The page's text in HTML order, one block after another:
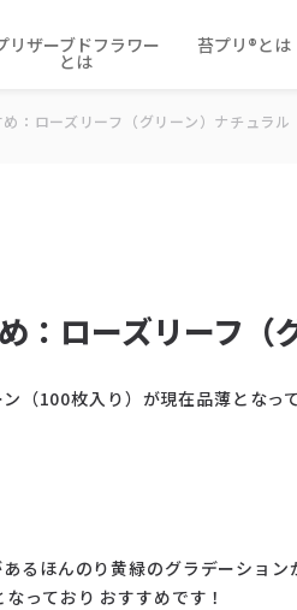
リザーブドフラワー
とは
苔プリ®とは
め：ローズリーフ（グリーン）ナチュラル
：ローズリーフ（
（100枚入り）が現在品薄となって
るほんのり黄緑のグラデーショ
っており おすすめです！